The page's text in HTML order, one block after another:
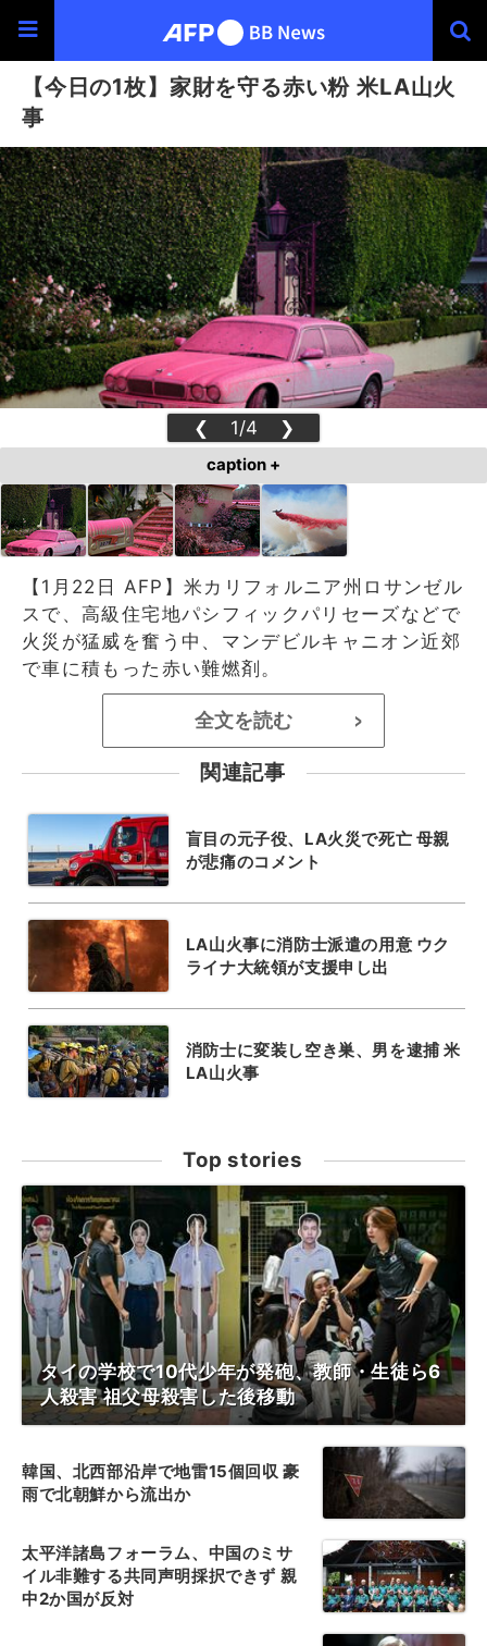
【今日の1枚】家財を守る赤い粉 米LA山火
事
❮ 1/4 ❯
caption +
【1月22日 AFP】米カリフォルニア州ロサンゼル
スで、高級住宅地パシフィックパリセーズなどで
火災が猛威を奮う中、マンデビルキャニオン近郊
で車に積もった赤い難燃剤。
全文を読む >
関連記事
盲目の元子役、LA火災で死亡 母親
が悲痛のコメント
LA山火事に消防士派遣の用意 ウク
ライナ大統領が支援申し出
消防士に変装し空き巣、男を逮捕 米
LA山火事
Top stories
タイの学校で10代少年が発砲、教師・生徒ら6
人殺害 祖父母殺害した後移動
韓国、北西部沿岸で地雷15個回収 豪
雨で北朝鮮から流出か
太平洋諸島フォーラム、中国のミサ
イル非難する共同声明採択できず 親
中2か国が反対